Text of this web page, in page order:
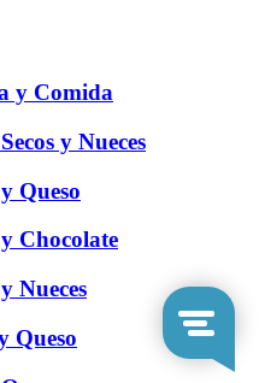
y Comida
y Nueces
Queso
Chocolate
Nueces
Queso